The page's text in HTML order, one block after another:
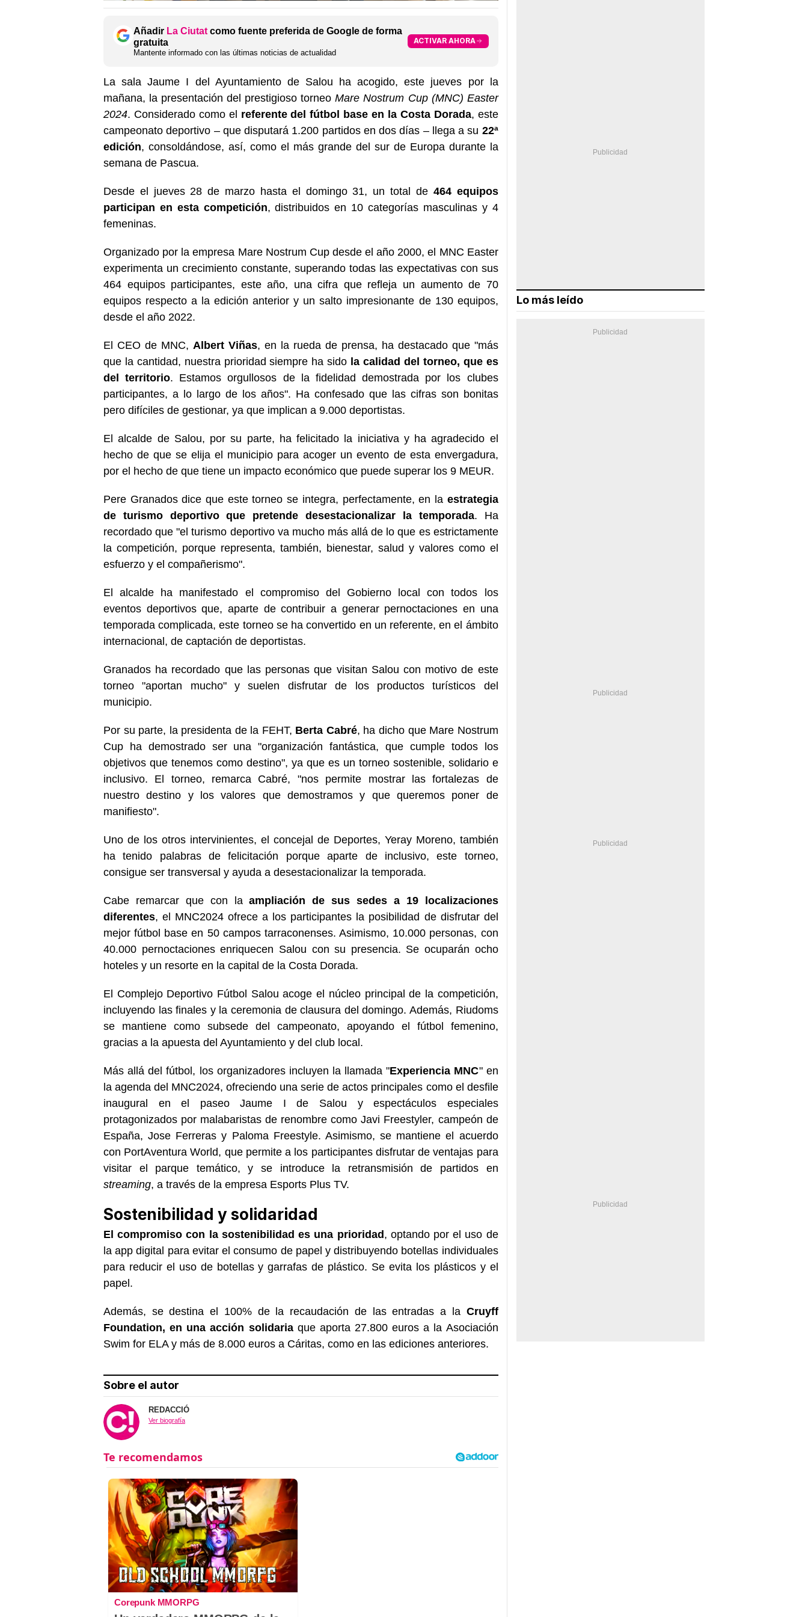
Añadir La Ciutat como fuente preferida de Google de forma
gratuita
Mantente informado con las últimas noticias de actualidad
ACTIVAR AHORA
La sala Jaume I del Ayuntamiento de Salou ha acogido, este jueves por la
mañana, la presentación del prestigioso torneoMare Nostrum Cup (MNC) Easter
2024. Considerado como el referente del fútbol base en la Costa Dorada, este
campeonato deportivo – que disputará 1.200 partidos en dos días – llega a su 22ª
edición, consoldándose, así, como el más grande del sur de Europa durante la
semana de Pascua.
Desde el jueves 28 de marzo hasta el domingo 31, un total de464 equipos
participan en esta competición, distribuidos en 10 categorías masculinas y 4
femeninas.
Organizado por la empresa Mare Nostrum Cup desde el año 2000, el MNC Easter
experimenta un crecimiento constante, superando todas las expectativas con sus
464 equipos participantes, este año, una cifra que refleja un aumento de 70
equipos respecto a la edición anterior y un salto impresionante de 130 equipos,
desde el año 2022.
El CEO de MNC, Albert Viñas, en la rueda de prensa, ha destacado que "más
que la cantidad, nuestra prioridad siempre ha sido la calidad del torneo, que es
del territorio. Estamos orgullosos de la fidelidad demostrada por los clubes
participantes, a lo largo de los años". Ha confesado que las cifras son bonitas
pero difíciles de gestionar, ya que implican a 9.000 deportistas.
El alcalde de Salou, por su parte, ha felicitado la iniciativa y ha agradecido el
hecho de que se elija el municipio para acoger un evento de esta envergadura,
por el hecho de que tiene un impacto económico que puede superar los 9 MEUR.
Pere Granados dice que este torneo se integra, perfectamente, en la estrategia
de turismo deportivo que pretende desestacionalizar la temporada. Ha
recordado que "el turismo deportivo va mucho más allá de lo que es estrictamente
la competición, porque representa, también, bienestar, salud y valores como el
esfuerzo y el compañerismo".
El alcalde ha manifestado el compromiso del Gobierno local con todos los
eventos deportivos que, aparte de contribuir a generar pernoctaciones en una
temporada complicada, este torneo se ha convertido en un referente, en el ámbito
internacional, de captación de deportistas.
Granados ha recordado que las personas que visitan Salou con motivo de este
torneo "aportan mucho" y suelen disfrutar de los productos turísticos del
municipio.
Por su parte, la presidenta de la FEHT, Berta Cabré, ha dicho que Mare Nostrum
Cup ha demostrado ser una "organización fantástica, que cumple todos los
objetivos que tenemos como destino", ya que es un torneo sostenible, solidario e
inclusivo. El torneo, remarca Cabré, "nos permite mostrar las fortalezas de
nuestro destino y los valores que demostramos y que queremos poner de
manifiesto".
Uno de los otros intervinientes, el concejal de Deportes, Yeray Moreno, también
ha tenido palabras de felicitación porque aparte de inclusivo, este torneo,
consigue ser transversal y ayuda a desestacionalizar la temporada.
Cabe remarcar que con laampliación de sus sedes a 19 localizaciones
diferentes, el MNC2024 ofrece a los participantes la posibilidad de disfrutar del
mejor fútbol base en 50 campos tarraconenses. Asimismo, 10.000 personas, con
40.000 pernoctaciones enriquecen Salou con su presencia. Se ocuparán ocho
hoteles y un resorte en la capital de la Costa Dorada.
El Complejo Deportivo Fútbol Salou acoge el núcleo principal de la competición,
incluyendo las finales y la ceremonia de clausura del domingo. Además, Riudoms
se mantiene como subsede del campeonato, apoyando el fútbol femenino,
gracias a la apuesta del Ayuntamiento y del club local.
Más allá del fútbol, los organizadores incluyen la llamada "Experiencia MNC" en
la agenda del MNC2024, ofreciendo una serie de actos principales como el desfile
inaugural en el paseo Jaume I de Salou y espectáculos especiales
protagonizados por malabaristas de renombre como Javi Freestyler, campeón de
España, Jose Ferreras y Paloma Freestyle. Asimismo, se mantiene el acuerdo
con PortAventura World, que permite a los participantes disfrutar de ventajas para
visitar el parque temático, y se introduce la retransmisión de partidos en
streaming, a través de la empresa Esports Plus TV.
Sostenibilidad y solidaridad
El compromiso con la sostenibilidad es una prioridad, optando por el uso de
la app digital para evitar el consumo de papel y distribuyendo botellas individuales
para reducir el uso de botellas y garrafas de plástico. Se evita los plásticos y el
papel.
Además, se destina el 100% de la recaudación de las entradas a laCruyff
Foundation, en una acción solidariaque aporta 27.800 euros a la Asociación
Swim for ELA y más de 8.000 euros a Cáritas, como en las ediciones anteriores.
Sobre el autor
REDACCIÓ
Ver biografía
Corepunk MMORPG
Lo más leído